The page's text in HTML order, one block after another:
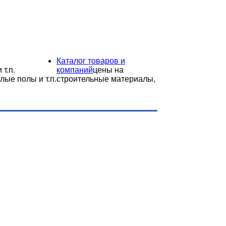
т.п.
полы и т.п.
Каталог товаров и
компанийцены на
строительные материалы,